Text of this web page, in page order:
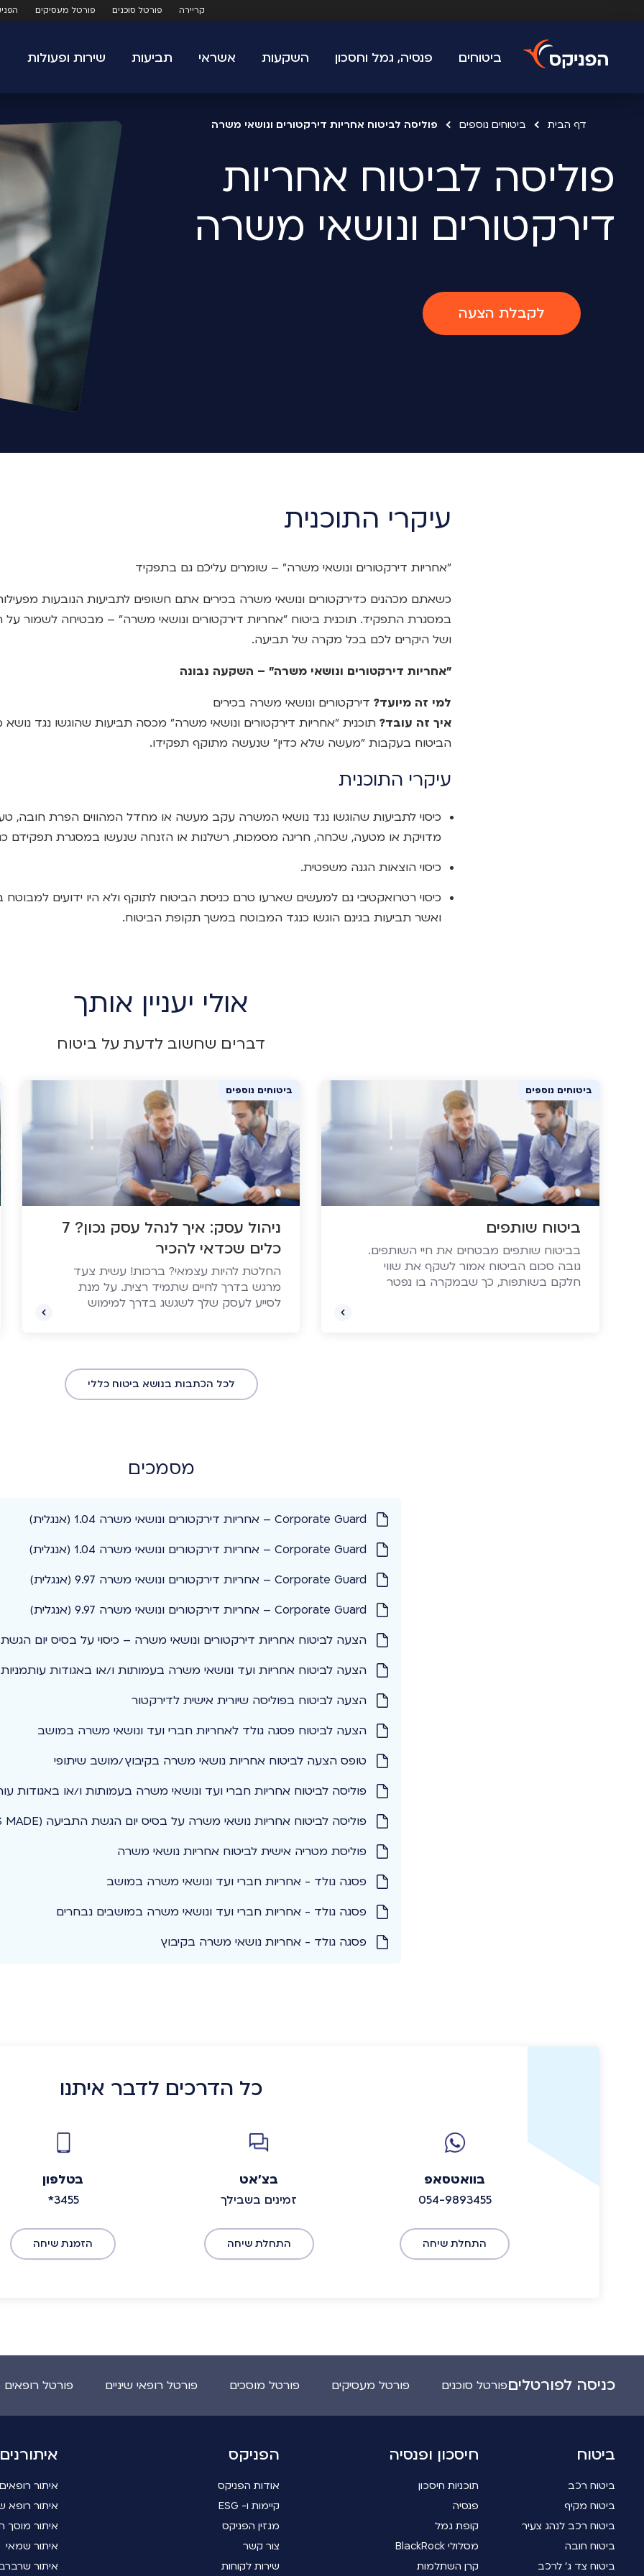
קריירה פורטל סוכנים פורטל מעסיקים
ביטוחים פנסיה, גמל וחסכון השקעות אשראי תביעות שירות ופעולות
דף הבית ביטוחים נוספים פוליסה לביטוח אחריות דירקטורים ונושאי משרה
דירקטורים ונושאי משרה
לקבלת הצעה
עיקרי התוכנית
"אחריות דירקטורים ונושאי משרה" – שומרים עליכם גם בתפקיד
כשאתם מכהנים כדירקטורים ונושאי משרה בכירים אתם חשופים לתביעות הנובעות
במסגרת התפקיד. תוכנית ביטוח "אחריות דירקטורים ונושאי משרה" – מבטיחה לשמור על
ושל היקרים לכם בכל מקרה של תביעה.
"אחריות דירקטורים ונושאי משרה" – השקעה נבונה
למי זה מיועד? דירקטורים ונושאי משרה בכירים
איך זה עובד? תוכנית "אחריות דירקטורים ונושאי משרה" מכסה תביעות שהוגשו נגד
הביטוח בעקבות "מעשה שלא כדין" שנעשה מתוקף תפקידו.
עיקרי התוכנית
כיסוי לתביעות שהוגשו נגד נושאי המשרה עקב מעשה או מחדל המהווים הפרת
מדויקת או מטעה, שכחה, חריגה מסמכות, רשלנות או הזנחה שנעשו במסגרת תפקידם
כיסוי הוצאות הגנה משפטית.
כיסוי רטרואקטיבי גם למעשים שארעו טרם כניסת הביטוח לתוקף ולא היו ידועים
ואשר תביעות בגינם הוגשו כנגד המבוטח במשך תקופת הביטוח.
אולי יעניין אותך
דברים שחשוב לדעת על ביטוח
ביטוחים נוספים
ביטוח שותפים
בביטוח שותפים מבטחים את חיי השותפים.
גובה סכום הביטוח אמור לשקף את שווי
חלקם בשותפות, כך שבמקרה בו נפטר
ביטוחים נוספים
ניהול עסק: איך לנהל עסק נכון? 7
כלים שכדאי להכיר
החלטת להיות עצמאי? ברכות! עשית צעד
מרגש בדרך לחיים שתמיד רצית. על מנת
לסייע לעסק שלך לשגשג בדרך למימוש
לכל הכתבות בנושא ביטוח כללי
מסמכים
Corporate Guard – אחריות דירקטורים ונושאי משרה 1.04 (אנגלית)
Corporate Guard – אחריות דירקטורים ונושאי משרה 1.04 (אנגלית)
Corporate Guard – אחריות דירקטורים ונושאי משרה 9.97 (אנגלית)
Corporate Guard – אחריות דירקטורים ונושאי משרה 9.97 (אנגלית)
הצעה לביטוח אחריות דירקטורים ונושאי משרה – כיסוי על בסיס יום
הצעה לביטוח אחריות ועד ונושאי משרה בעמותות ו/או באגודות עותמניות
הצעה לביטוח בפוליסה שיורית אישית לדירקטור
הצעה לביטוח פסגה גולד לאחריות חברי ועד ונושאי משרה במושב
טופס הצעה לביטוח אחריות נושאי משרה בקיבוץ/מושב שיתופי
פוליסה לביטוח אחריות חברי ועד ונושאי משרה בעמותות ו/או באגודות
פוליסה לביטוח אחריות נושאי משרה על בסיס יום הגשת התביעה (CLAIMS MADE)
פוליסת מטריה אישית לביטוח אחריות נושאי משרה
פסגה גולד - אחריות חברי ועד ונושאי משרה במושב
פסגה גולד - אחריות חברי ועד ונושאי משרה במושבים נבחרים
פסגה גולד - אחריות נושאי משרה בקיבוץ
כל הדרכים לדבר איתנו
בוואטסאפ
054-9893455
התחלת שיחה
בצ'אט
זמינים בשבילך
התחלת שיחה
בטלפון
*3455
הזמנת שיחה
כניסה לפורטליםפורטל סוכנים פורטל מעסיקים פורטל מוסכים פורטל רופאי שיניים פורטל
ביטוח
ביטוח רכב
ביטוח מקיף
ביטוח רכב לנהג צעיר
ביטוח חובה
ביטוח צד ג' לרכב
חיסכון ופנסיה
תוכניות חיסכון
פנסיה
קופת גמל
מסלולי BlackRock
קרן השתלמות
הפניקס
אודות הפניקס
קיימות ו- ESG
מגזין הפניקס
צור קשר
שירות לקוחות
איתורנים
איתור רופאים
איתור רופא
איתור מוסך
איתור שמאי
איתור שרברב